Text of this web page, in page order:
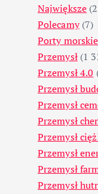
Największe
Polecamy(7)
Porty morskie
Przemysł(1
Przemysł 4.0
Przemysł
Przemysł
Przemysł
Przemysł
Przemysł
Przemysł
Przemysł